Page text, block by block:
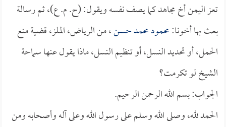
تعز اليمن أخ مجاهد كما يصف نفسه ويقول: (ح. م. ع)، ثم رسالة
بعث بها أخونا:محمود محمد حسن، من الرياض، الملز، قضية منع
الحمل، أو تحديد النسل، أو تنظيم النسل، ماذا يقول عنها سماحة
الشيخ لو تكرمت؟
الجواب: بسم الله الرحمن الرحيم.
الحمد لله، وصلى الله وسلم على رسول الله وعلى آله وأصحابه ومن